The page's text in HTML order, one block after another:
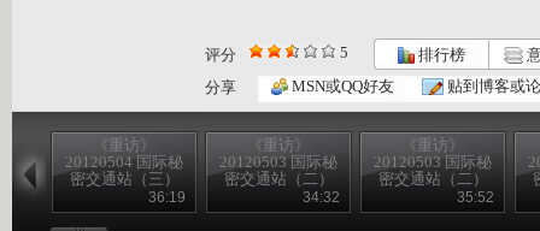
评分 5 排行榜
分享
MSN或QQ好友 贴到博客或
《重访》
20120504 国际秘
密交通站（三）
36:19
《重访》
20120503 国际秘
密交通站（二）
34:32
《重访》
20120503 国际秘
密交通站（二）
35:52